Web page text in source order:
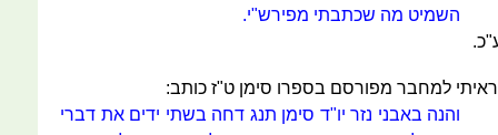
השמיט מה שכתבתי מפירש"י.
למחבר מפורסם בספרו סימן ט"ז כותב:
והנה באבני נזר יו"ד סימן תנג דחה בשתי ידים את דברי